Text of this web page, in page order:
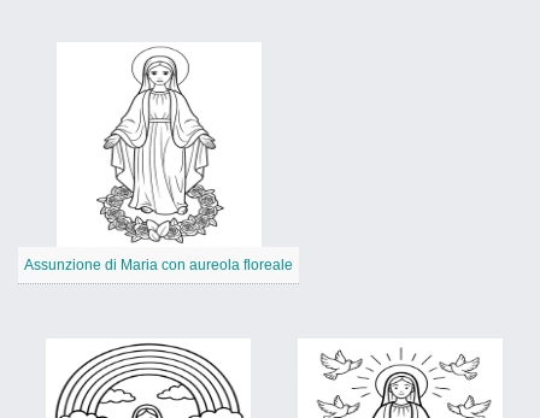
Assunzione di Maria con aureola floreale